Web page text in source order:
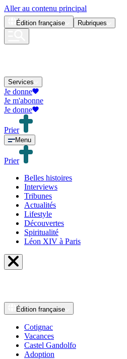
Aller au contenu principal
Édition française Rubriques
Services
Je donne
Je m'abonne
Je donne
Prier
Menu
Prier
Belles histoires
Interviews
Tribunes
Actualités
Lifestyle
Découvertes
Spiritualité
Léon XIV à Paris
Édition française
Cotignac
Vacances
Castel Gandolfo
Adoption